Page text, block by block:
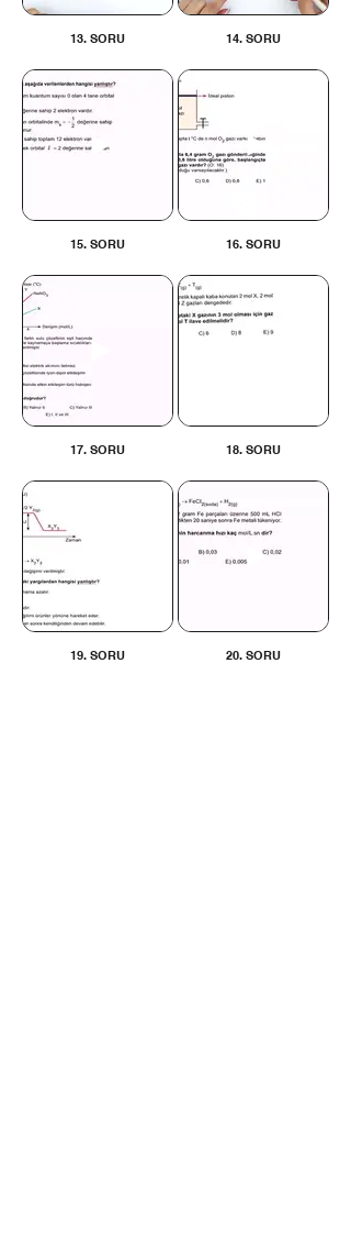
13. SORU 14. SORU
15. SORU 16. SORU
17. SORU 18. SORU
19. SORU 20. SORU